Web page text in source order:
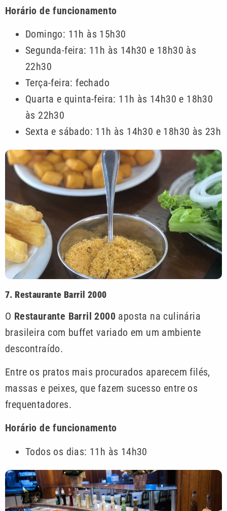
Horário de funcionamento
Domingo: 11h às 15h30
Segunda-feira: 11h às 14h30 e 18h30 às
22h30
Terça-feira: fechado
Quarta e quinta-feira: 11h às 14h30 e 18h30
às 22h30
Sexta e sábado: 11h às 14h30 e 18h30 às 23h
7. Restaurante Barril 2000
O Restaurante Barril 2000 aposta na culinária
brasileira com buffet variado em um ambiente
descontraído.
Entre os pratos mais procurados aparecem filés,
massas e peixes, que fazem sucesso entre os
frequentadores.
Horário de funcionamento
Todos os dias: 11h às 14h30